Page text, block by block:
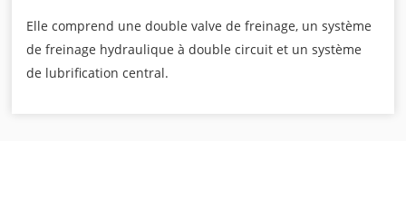
Elle comprend une double valve de freinage, un système
de freinage hydraulique à double circuit et un système
de lubrification central.